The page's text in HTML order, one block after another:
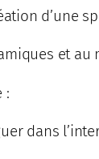
d’une
et au
:
dans